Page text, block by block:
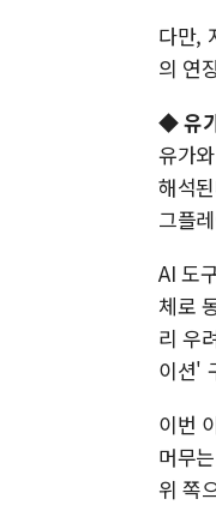
다만,
의 연
◆유
유가
해석
그플
AI 도
체로
리 우
이션'
이번
머무
위 쪽